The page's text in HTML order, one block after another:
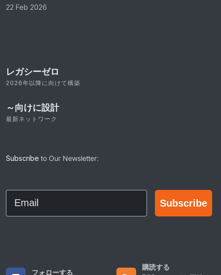
22 Feb 2026
レガシーゼロ
2026年以降に向けて構築
～向けに設計
最新ネットワーク
Subscribe to Our Newsletter:
Email
Subscribe
フォローする
購読する